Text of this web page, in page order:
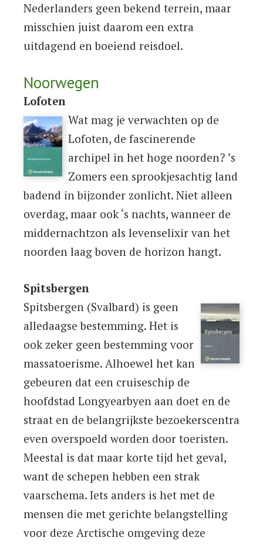
Nederlanders geen bekend terrein, maar
misschien juist daarom een extra
uitdagend en boeiend reisdoel.
Noorwegen
Lofoten
Wat mag je verwachten op de
Lofoten, de fascinerende
archipel in het hoge noorden? ’s
Zomers een sprookjesachtig land
badend in bijzonder zonlicht. Niet alleen
overdag, maar ook ‘s nachts, wanneer de
middernachtzon als levenselixir van het
noorden laag boven de horizon hangt.
Spitsbergen
Spitsbergen (Svalbard) is geen
alledaagse bestemming. Het is
ook zeker geen bestemming voor
massatoerisme. Alhoewel het kan
gebeuren dat een cruiseschip de
hoofdstad Longyearbyen aan doet en de
straat en de belangrijkste bezoekerscentra
even overspoeld worden door toeristen.
Meestal is dat maar korte tijd het geval,
want de schepen hebben een strak
vaarschema. Iets anders is het met de
mensen die met gerichte belangstelling
voor deze Arctische omgeving deze